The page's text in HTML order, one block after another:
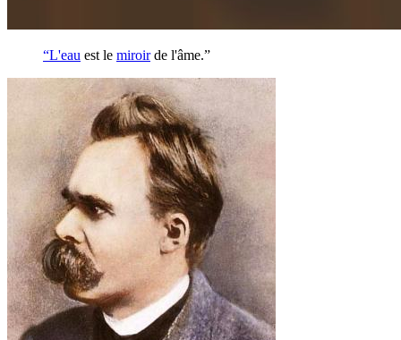
“L'eau est le miroirde l'âme.”